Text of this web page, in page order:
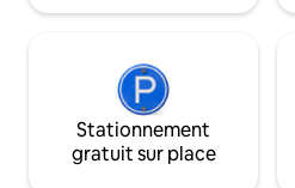
Stationnement
gratuit sur place